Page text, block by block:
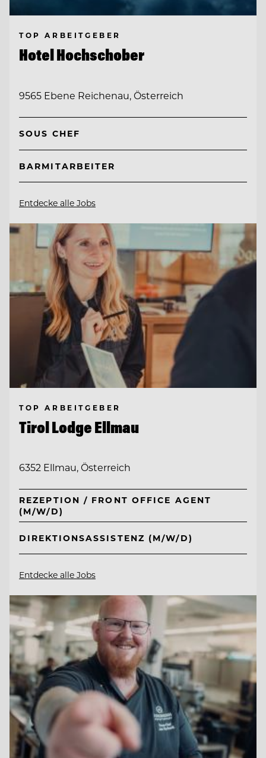
TOP ARBEITGEBER
Hotel Hochschober
9565 Ebene Reichenau, Österreich
SOUS CHEF
BARMITARBEITER
Entdecke alle Jobs
TOP ARBEITGEBER
Tirol Lodge Ellmau
6352 Ellmau, Österreich
REZEPTION / FRONT OFFICE AGENT
(M/W/D)
DIREKTIONSASSISTENZ (M/W/D)
Entdecke alle Jobs